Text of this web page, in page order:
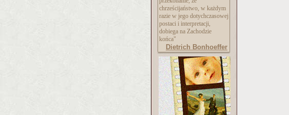
chrześcijaństwo, w każdym
razie w jego dotychczasowej
postaci i interpretacji,
dobiega na Zachodzie
końca"
Dietrich Bonhoeffer